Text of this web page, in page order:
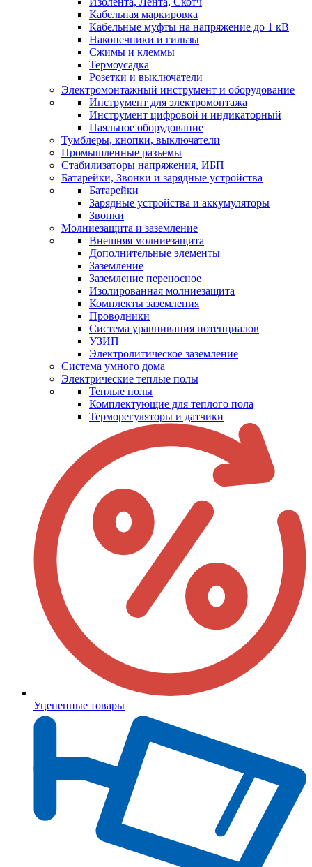
Кабельная маркировка
Кабельные муфты на напряжение до 1 кВ
Наконечники и гильзы
Сжимы и клеммы
Термоусадка
Розетки и выключатели
Электромонтажный инструмент и оборудование
Инструмент для электромонтажа
Инструмент цифровой и индикаторный
Паяльное оборудование
Тумблеры, кнопки, выключатели
Промышленные разъемы
Стабилизаторы напряжения, ИБП
Батарейки, Звонки и зарядные устройства
Батарейки
Зарядные устройства и аккумуляторы
Звонки
Молниезащита и заземление
Внешняя молниезащита
Дополнительные элементы
Заземление
Заземление переносное
Изолированная молниезащита
Комплекты заземления
Проводники
Система уравнивания потенциалов
УЗИП
Электролитическое заземление
Система умного дома
Электрические теплые полы
Теплые полы
Комплектующие для теплого пола
Терморегуляторы и датчики
Уцененные товары